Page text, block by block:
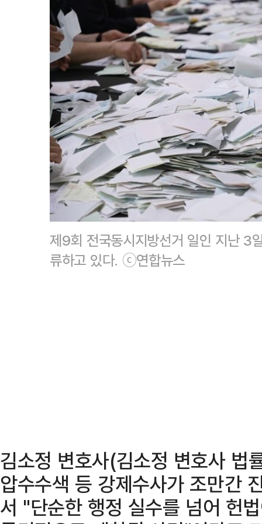
제9회 전국동시지방선거 일인 지난 3
류하고 있다. ⓒ연합뉴스
김소정 변호사(김소정 변호사 법
압수수색 등 강제수사가 조만간
서 "단순한 행정 실수를 넘어 헌